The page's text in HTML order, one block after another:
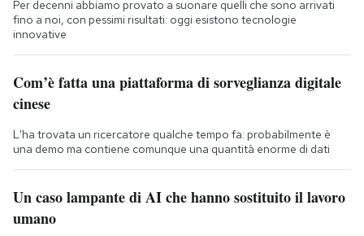
Per decenni abbiamo provato a suonare quelli che sono arrivati
fino a noi, con pessimi risultati: oggi esistono tecnologie
innovative
Com’è fatta una piattaforma di sorveglianza digitale
cinese
L'ha trovata un ricercatore qualche tempo fa: probabilmente è
una demo ma contiene comunque una quantità enorme di dati
Un caso lampante di AI che hanno sostituito il lavoro
umano